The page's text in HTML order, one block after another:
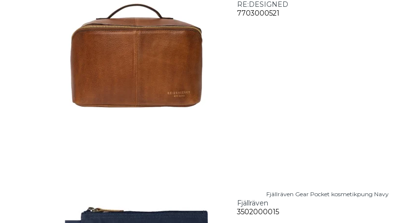
RE:DESIGNED
7703000521
Fjällräven Gear Pocket kosmetikpung Navy
Fjällräven
3502000015